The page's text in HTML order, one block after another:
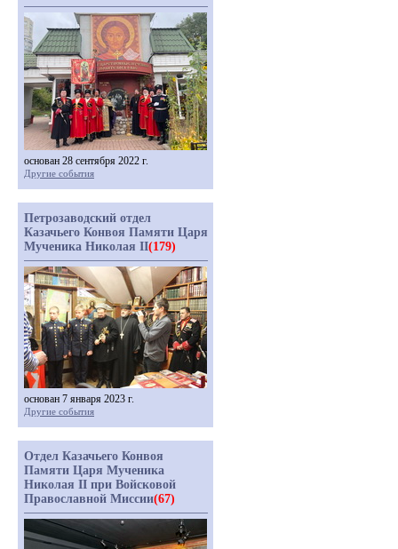
основан 28 сентября 2022 г.
Другие события
Петрозаводский отдел
Казачьего Конвоя Памяти Царя
Мученика Николая II(179)
основан 7 января 2023 г.
Другие события
Отдел Казачьего Конвоя
Памяти Царя Мученика
Николая II при Войсковой
Православной Миссии(67)